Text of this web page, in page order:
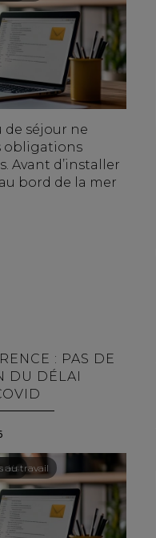
de séjour ne
obligations
Avant d’installer
bord de la mer
: PAS DE
DU DÉLAI
au travail